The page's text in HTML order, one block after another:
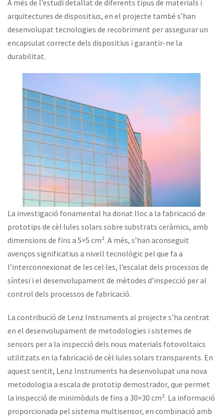
A més de l’estudi detallat de diferents tipus de materials i
arquitectures de dispositius, en el projecte també s’han
desenvolupat tecnologies de recobriment per assegurar un
encapsulat correcte dels dispositius i garantir-ne la
durabilitat.
La investigació fonamental ha donat lloc a la fabricació de
prototips de cèl·lules solars sobre substrats ceràmics, amb
dimensions de fins a 5×5 cm². A més, s’han aconseguit
avenços significatius a nivell tecnològic pel que fa a
l’interconnexionat de les cel·les, l’escalat dels processos de
síntesi i el desenvolupament de mètodes d’inspecció per al
control dels processos de fabricació.
La contribució de Lenz Instruments al projecte s’ha centrat
en el desenvolupament de metodologies i sistemes de
sensors per a la inspecció dels nous materials fotovoltaics
utilitzats en la fabricació de cèl·lules solars transparents. En
aquest sentit, Lenz Instruments ha desenvolupat una nova
metodologia a escala de prototip demostrador, que permet
la inspecció de minimòduls de fins a 30×30 cm². La informació
proporcionada pel sistema multisensor, en combinació amb